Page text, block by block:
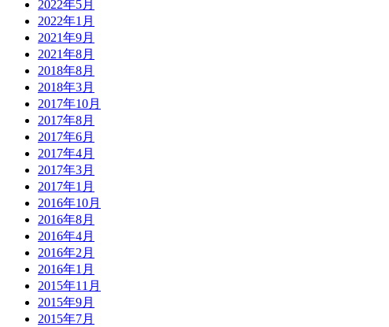
2022年5月
2022年1月
2021年9月
2021年8月
2018年8月
2018年3月
2017年10月
2017年8月
2017年6月
2017年4月
2017年3月
2017年1月
2016年10月
2016年8月
2016年4月
2016年2月
2016年1月
2015年11月
2015年9月
2015年7月